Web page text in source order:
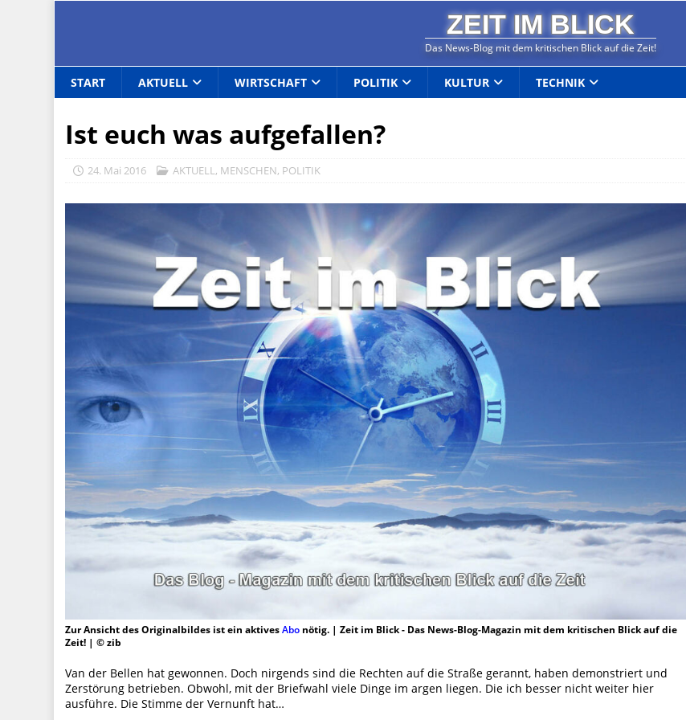
ZEIT IM BLICK
Das News-Blog mit dem kritischen Blick auf die Zeit!
START AKTUELL WIRTSCHAFT POLITIK KULTUR TECHNIK
Ist euch was aufgefallen?
24. Mai 2016 AKTUELL, MENSCHEN, POLITIK
Zur Ansicht des Originalbildes ist ein aktivesAbo nötig. | Zeit im Blick - Das News-Blog-Magazin mit dem kritischen Blick auf die
Zeit! | © zib
Van der Bellen hat gewonnen. Doch nirgends sind die Rechten auf die Straße gerannt, haben demonstriert und
Zerstörung betrieben. Obwohl, mit der Briefwahl viele Dinge im argen liegen. Die ich besser nicht weiter hier
ausführe. Die Stimme der Vernunft hat…